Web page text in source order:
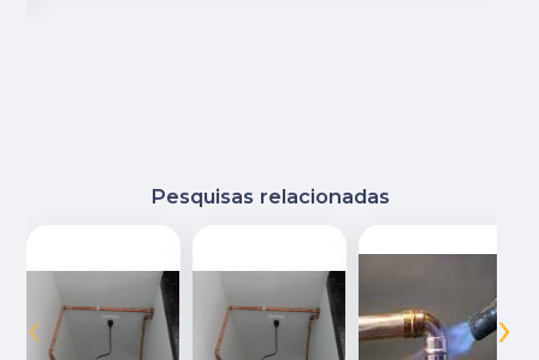
Pesquisas relacionadas
‹ ›